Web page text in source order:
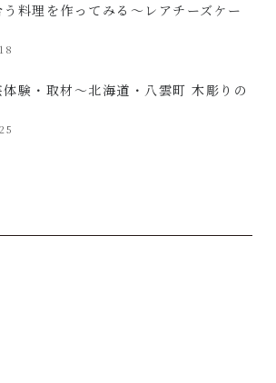
料理を作ってみる～レアチーズケー
験・取材～北海道・八雲町 木彫りの